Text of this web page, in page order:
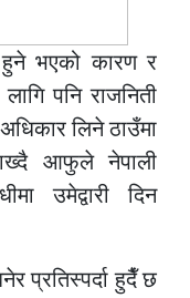
भएको कारण र
पनि राजनिती
लिने ठाउँमा
आफुले नेपाली
उमेद्वारी दिन
प्रतिस्पर्दा हुदैँ छ